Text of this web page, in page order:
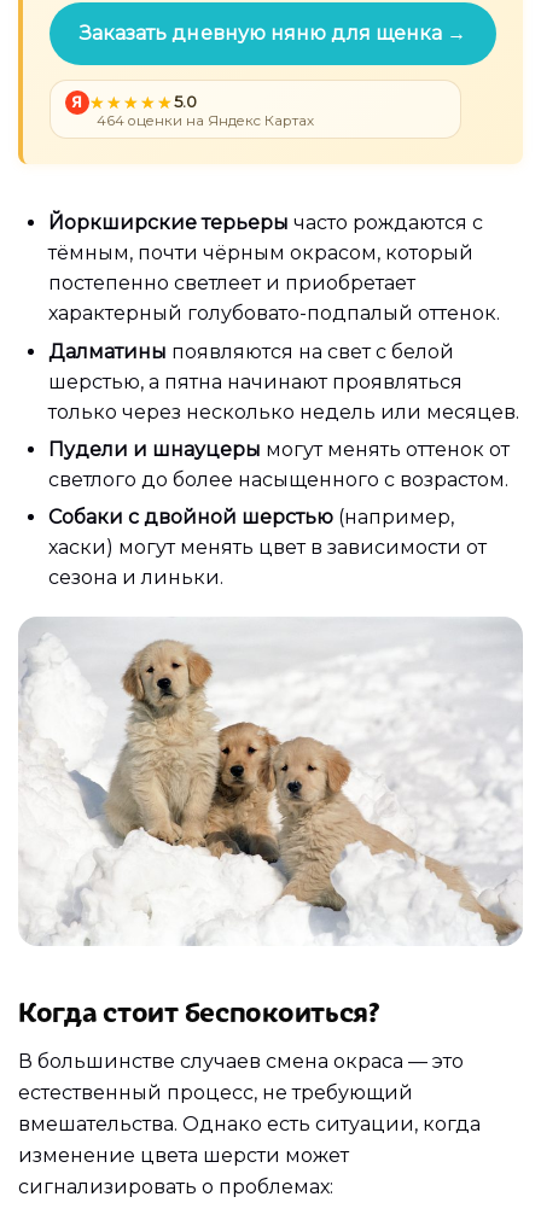
Заказать дневную няню для щенка →
Я 5.0
464 оценки на Яндекс Картах
Йоркширские терьеры часто рождаются с
тёмным, почти чёрным окрасом, который
постепенно светлеет и приобретает
характерный голубовато-подпалый оттенок.
Далматины появляются на свет с белой
шерстью, а пятна начинают проявляться
только через несколько недель или месяцев.
Пудели и шнауцеры могут менять оттенок от
светлого до более насыщенного с возрастом.
Собаки с двойной шерстью (например,
хаски) могут менять цвет в зависимости от
сезона и линьки.
Когда стоит беспокоиться?
В большинстве случаев смена окраса — это
естественный процесс, не требующий
вмешательства. Однако есть ситуации, когда
изменение цвета шерсти может
сигнализировать о проблемах: